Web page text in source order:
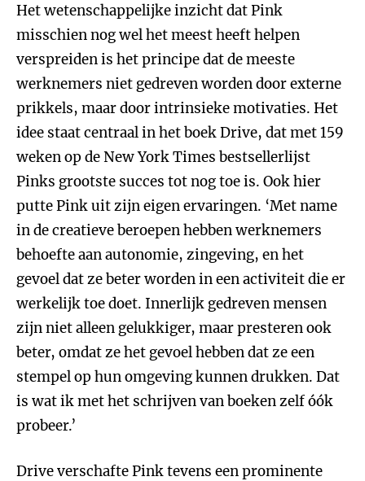
Het wetenschappelijke inzichtdat Pink
misschien nog wel het meest heeft helpen
verspreiden is het principe dat de meeste
werknemers niet gedreven worden door externe
prikkels, maar door intrinsieke motivaties. Het
idee staat centraal in het boek Drive, dat met 159
weken op de New York Times bestsellerlijst
Pinks grootste succes tot nog toe is. Ook hier
putte Pink uit zijn eigen ervaringen. ‘Met name
in de creatieve beroepen hebben werknemers
behoefte aan autonomie, zingeving, en het
gevoel dat ze beter worden in een activiteit die er
werkelijk toe doet. Innerlijk gedreven mensen
zijn niet alleen gelukkiger, maar presteren ook
beter, omdat ze het gevoel hebben dat ze een
stempel op hun omgeving kunnen drukken. Dat
is wat ik met het schrijven van boeken zelf óók
probeer.’
Drive verschafte Pink tevens een prominente